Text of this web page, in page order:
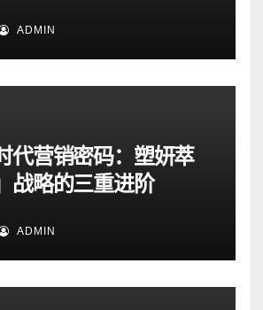
ADMIN
代营销密码：塑妍萃
战略的三重进阶
ADMIN